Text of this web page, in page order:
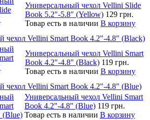
Универсальный чехол Vellini Slide
Book 5.2"-5.8" (Yellow) 129 грн.
Товар есть в наличии В корзину
чехол Vellini Smart Book 4.2"-4.8" (Black)
Универсальный чехол Vellini Smart
Book 4.2"-4.8" (Black) 119 грн.
Товар есть в наличии В корзину
чехол Vellini Smart Book 4.2"-4.8" (Blue)
Универсальный чехол Vellini Smart
Book 4.2"-4.8" (Blue) 119 грн.
Товар есть в наличии В корзину